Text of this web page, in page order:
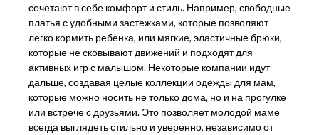
сочетают в себе комфорт и стиль. Например, свободные
платья с удобными застежками, которые позволяют
легко кормить ребенка, или мягкие, эластичные брюки,
которые не сковывают движений и подходят для
активных игр с малышом. Некоторые компании идут
дальше, создавая целые коллекции одежды для мам,
которые можно носить не только дома, но и на прогулке
или встрече с друзьями. Это позволяет молодой маме
всегда выглядеть стильно и уверенно, независимо от